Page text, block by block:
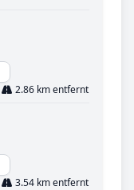
2.86 km entfernt
3.54 km entfernt